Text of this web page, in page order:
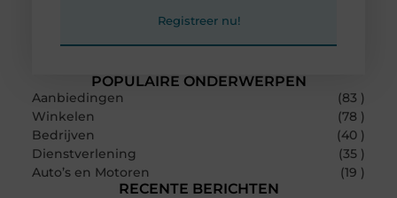
POPULAIRE ONDERWERPEN
Aanbiedingen
(83 )
Winkelen
(78 )
Bedrijven
(40 )
Dienstverlening
(35 )
Auto’s en Motoren
(19 )
RECENTE BERICHTEN
Registreer nu!